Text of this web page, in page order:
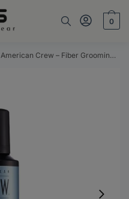
0
American Crew – Fiber Grooming Foam – 200 ml